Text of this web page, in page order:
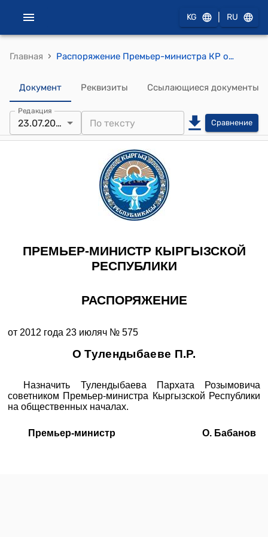
KG RU
Главная › Распоряжение Премьер-министра КР от 2012 года 23 июляч № 575 (О Тулендыбаеве П.Р.)
Документ Реквизиты Ссылающиеся документы
Редакция
23.07.2012 Сравнение